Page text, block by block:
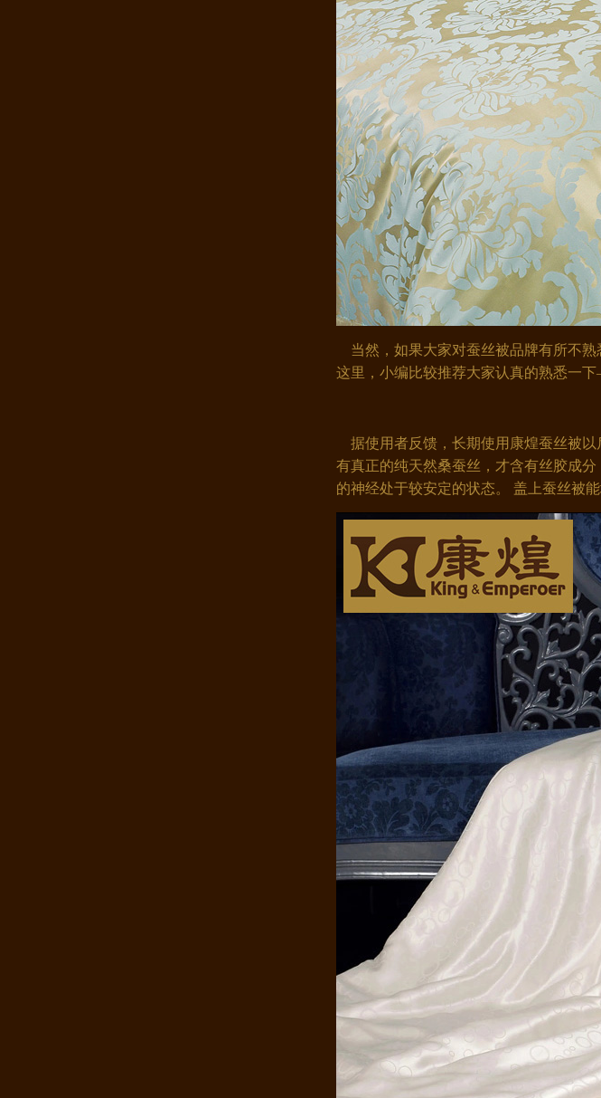
当然，如果大家对蚕丝被品牌有所不熟
这里，小编比较推荐大家认真的熟悉一
据使用者反馈，长期使用康煌蚕丝被以
有真正的纯天然桑蚕丝，才含有丝胶成
的神经处于较安定的状态。 盖上蚕丝被